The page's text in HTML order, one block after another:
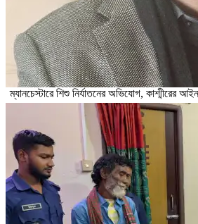
ম্যানচেস্টারে শিশু নির্যাতনের অভিযোগ, কাশ্মীরের